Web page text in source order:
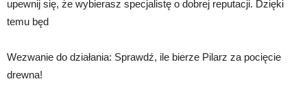
upewnij się, że wybierasz specjalistę o dobrej reputacji. Dzięki
temu będ
Wezwanie do działania: Sprawdź, ile bierze Pilarz za pocięcie
drewna!